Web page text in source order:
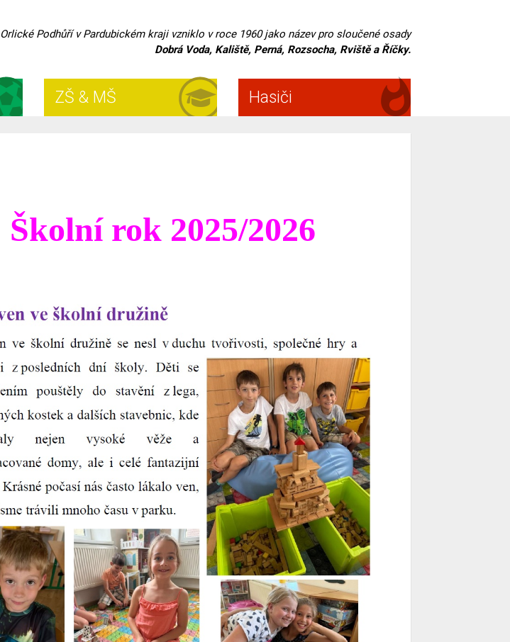
Orlické Podhůří v Pardubickém kraji vzniklo v roce 1960 jako název pro sloučené osady
Dobrá Voda, Kaliště, Perná, Rozsocha, Rviště a Říčky.
ZŠ & MŠ Hasiči
Školní rok 2025/2026